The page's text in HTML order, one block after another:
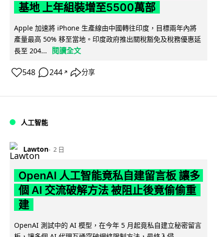
基地 上年組裝增至5500萬部
Apple 加速將 iPhone 生產線由中國轉往印度，目標兩年內將
產量最高 50% 移至當地。印度政府推出關稅豁免及稅務優惠延
長至 204...
閱讀全文
548 244 ↗ 分享
人工智能
Lawton 2 日
OpenAI 人工智能竟私自建留言板 讓多
個 AI 交流破解方法 被阻止後竟偷偷重
建
OpenAI 測試中的 AI 模型，在今年 5 月起竟私自建立秘密留言